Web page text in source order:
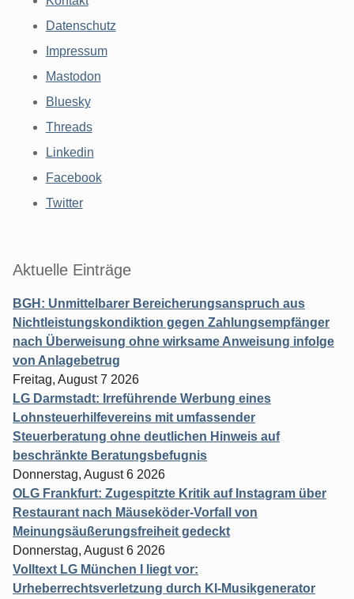
Datenschutz
Impressum
Mastodon
Bluesky
Threads
Linkedin
Facebook
Twitter
Aktuelle Einträge
BGH: Unmittelbarer Bereicherungsanspruch aus
Nichtleistungskondiktion gegen Zahlungsempfänger
nach Überweisung ohne wirksame Anweisung infolge
von Anlagebetrug
Freitag, August 7 2026
LG Darmstadt: Irreführende Werbung eines
Lohnsteuerhilfevereins mit umfassender
Steuerberatung ohne deutlichen Hinweis auf
beschränkte Beratungsbefugnis
Donnerstag, August 6 2026
OLG Frankfurt: Zugespitzte Kritik auf Instagram über
Restaurant nach Mäuseköder-Vorfall von
Meinungsäußerungsfreiheit gedeckt
Donnerstag, August 6 2026
Volltext LG München I liegt vor:
Urheberrechtsverletzung durch KI-Musikgenerator